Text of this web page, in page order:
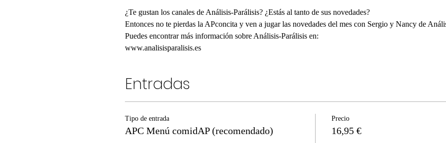
¿Te gustan los canales de Análisis-Parálisis? ¿Estás al tanto de sus novedades?
Entonces no te pierdas la APconcita y ven a jugar las novedades del mes con Sergio y Nancy de
Puedes encontrar más información sobre Análisis-Parálisis en:
www.analisisparalisis.es
Entradas
Tipo de entrada
APC Menú comidAP (recomendado)
Precio
16,95 €